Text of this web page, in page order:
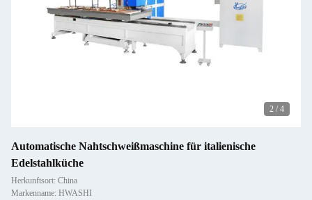
2 / 4
Automatische Nahtschweißmaschine für italienische
Edelstahlküche
Herkunftsort: China
Markenname: HWASHI